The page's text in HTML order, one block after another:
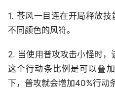
1. 苍风一目连在开局释放技
不同颜色的风符。
2. 当使用普攻攻击小怪时，
这个行动条比例是可以叠
下，普攻就会增加40%行动